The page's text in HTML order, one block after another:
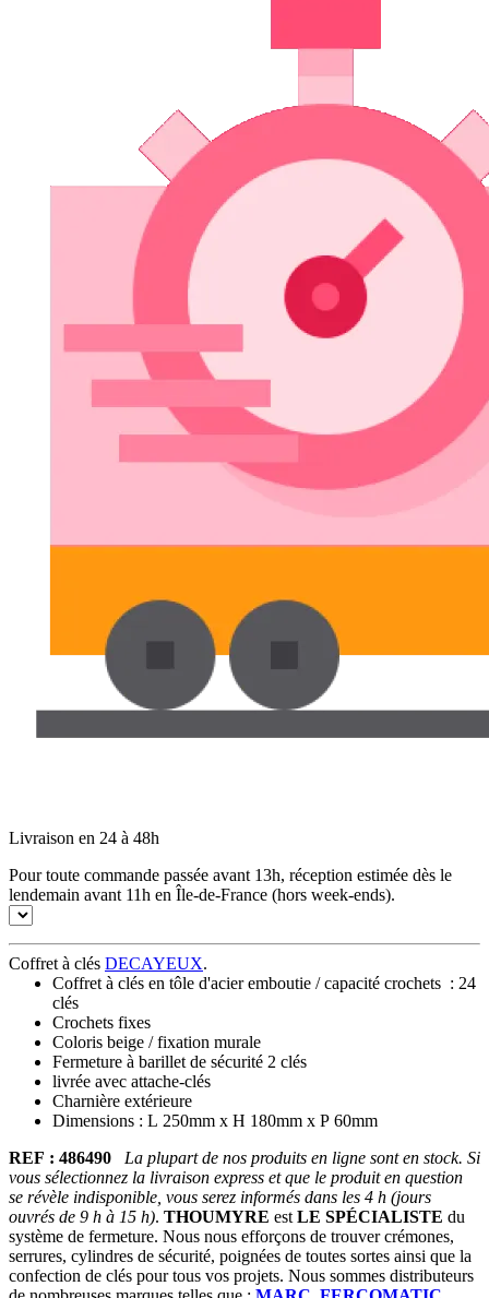
Livraison en 24 à 48h
Pour toute commande passée avant 13h, réception estimée dès le
lendemain avant 11h en Île-de-France (hors week-ends).
Coffret à clés DECAYEUX.
Coffret à clés en tôle d'acier emboutie / capacité crochets : 24
clés
Crochets fixes
Coloris beige / fixation murale
Fermeture à barillet de sécurité 2 clés
livrée avec attache-clés
Charnière extérieure
Dimensions : L 250mm x H 180mm x P 60mm
REF : 486490
La plupart de nos produits en ligne sont en stock. Si
vous sélectionnez la livraison express et que le produit en question
se révèle indisponible, vous serez informés dans les 4 h (jours
ouvrés de 9 h à 15 h). THOUMYRE est LE SPÉCIALISTE du
système de fermeture. Nous nous efforçons de trouver crémones,
serrures, cylindres de sécurité, poignées de toutes sortes ainsi que la
confection de clés pour tous vos projets. Nous sommes distributeurs